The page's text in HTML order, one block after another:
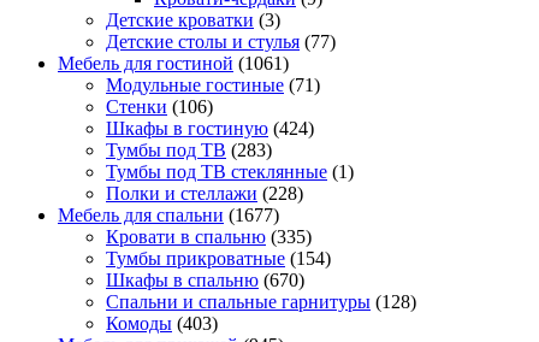
Детские кроватки (3)
Детские столы и стулья (77)
Мебель для гостиной (1061)
Модульные гостиные (71)
Стенки (106)
Шкафы в гостиную (424)
Тумбы под ТВ (283)
Тумбы под ТВ стеклянные (1)
Полки и стеллажи (228)
Мебель для спальни (1677)
Кровати в спальню (335)
Тумбы прикроватные (154)
Шкафы в спальню (670)
Спальни и спальные гарнитуры (128)
Комоды (403)